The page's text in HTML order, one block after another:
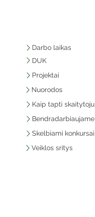
Darbo laikas
DUK
Projektai
Nuorodos
Kaip tapti skaitytoju
Bendradarbiaujame
Skelbiami konkursai
Veiklos sritys